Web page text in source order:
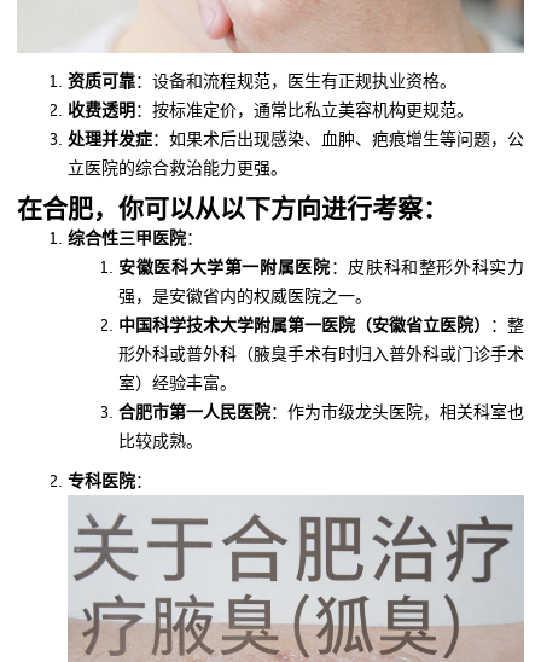
资质可靠：设备和流程规范，医生有正规执业资格。
收费透明：按标准定价，通常比私立美容机构更规范。
处理并发症：如果术后出现感染、血肿、疤痕增生等问题，公
立医院的综合救治能力更强。
在合肥，你可以从以下方向进行考察：
综合性三甲医院：
安徽医科大学第一附属医院：皮肤科和整形外科实力
强，是安徽省内的权威医院之一。
中国科学技术大学附属第一医院（安徽省立医院）
：整
形外科或普外科（腋臭手术有时归入普外科或门诊手术
室）经验丰富。
合肥市第一人民医院：作为市级龙头医院，相关科室也
比较成熟。
专科医院：